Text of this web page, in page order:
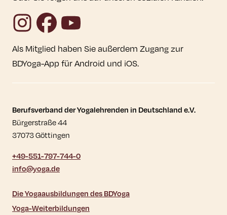
InstagramFacebookYouTube
Als Mitglied haben Sie außerdem Zugang zur
BDYoga-App für Android und iOS.
Kontaktdaten und weitere Links
Berufsverband der Yogalehrenden in Deutschland e.V.
Bürgerstraße 44
37073 Göttingen
+49-551-797-744-0
info@yoga.de
Die Yogaausbildungen des BDYoga
Yoga-Weiterbildungen